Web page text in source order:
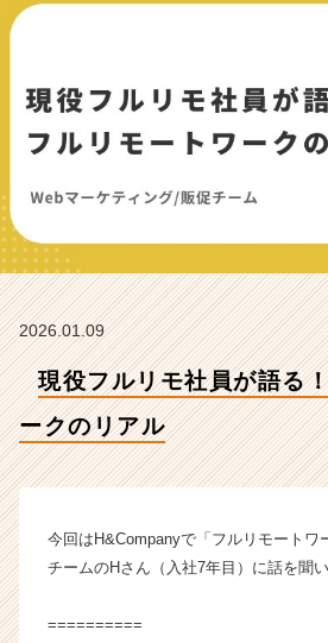
ー
ク
の
ル
C
a
y
の
2026.01.09
現役フルリモ社員が語る
ークのリアル
今回はH&Companyで「フルリモートワ
チームのHさん（入社7年目）に話を聞
==========